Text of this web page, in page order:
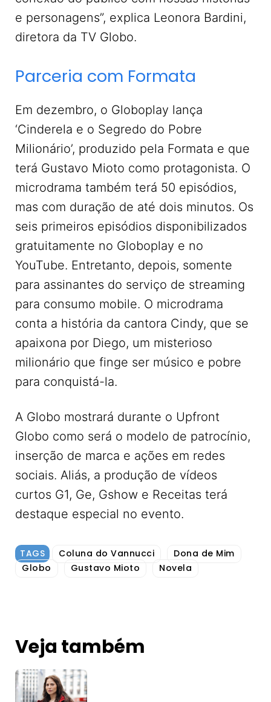
e personagens”, explica Leonora Bardini,
diretora da TV Globo.
Parceria com Formata
Em dezembro, o Globoplay lança
‘Cinderela e o Segredo do Pobre
Milionário’, produzido pela Formata e que
terá Gustavo Mioto como protagonista. O
microdrama também terá 50 episódios,
mas com duração de até dois minutos. Os
seis primeiros episódios disponibilizados
gratuitamente no Globoplay e no
YouTube. Entretanto, depois, somente
para assinantes do serviço de streaming
para consumo mobile. O microdrama
conta a história da cantora Cindy, que se
apaixona por Diego, um misterioso
milionário que finge ser músico e pobre
para conquistá-la.
A Globo mostrará durante o Upfront
Globo como será o modelo de patrocínio,
inserção de marca e ações em redes
sociais. Aliás, a produção de vídeos
curtos G1, Ge, Gshow e Receitas terá
destaque especial no evento.
TAGS Coluna do Vannucci
Dona de Mim
Globo
Gustavo Mioto Novela
Veja também